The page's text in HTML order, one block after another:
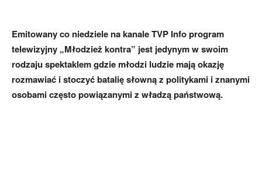
Emitowany co niedziele na kanale TVP Info program
telewizyjny „Młodzież kontra” jest jedynym w swoim
rodzaju spektaklem gdzie młodzi ludzie mają okazję
rozmawiać i stoczyć batalię słowną z politykami i znanymi
osobami często powiązanymi z władzą państwową.